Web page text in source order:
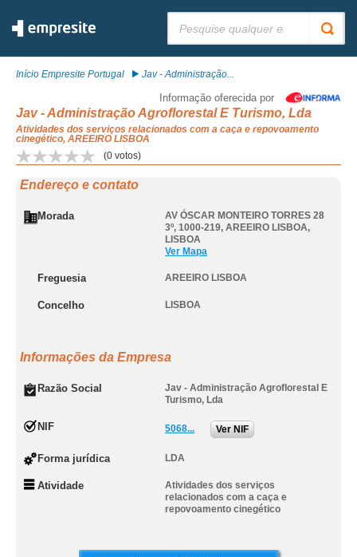
Início Empresite Portugal Jav - Administração...
Informação oferecida por
Jav - Administração Agroflorestal E Turismo, Lda
Atividades dos serviços relacionados com a caça e repovoamento
cinegético, AREEIRO LISBOA
(0 votos)
Endereço e contato
Morada
AV ÓSCAR MONTEIRO TORRES 28
3º, 1000-219, AREEIRO LISBOA,
LISBOA
Ver Mapa
Freguesia AREEIRO LISBOA
Concelho LISBOA
Informações da Empresa
Razão Social
Jav - Administração Agroflorestal E
Turismo, Lda
NIF 5068... Ver NIF
Forma jurídica LDA
Atividade
Atividades dos serviços
relacionados com a caça e
repovoamento cinegético